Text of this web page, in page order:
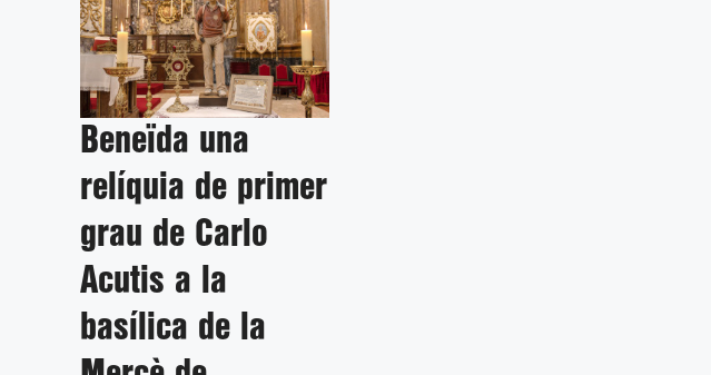
Beneïda una
relíquia de primer
grau de Carlo
Acutis a la
basílica de la